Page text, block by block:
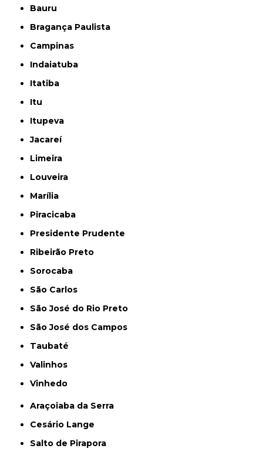
Bauru
Bragança Paulista
Campinas
Indaiatuba
Itatiba
Itu
Itupeva
Jacareí
Limeira
Louveira
Marília
Piracicaba
Presidente Prudente
Ribeirão Preto
Sorocaba
São Carlos
São José do Rio Preto
São José dos Campos
Taubaté
Valinhos
Vinhedo
Araçoiaba da Serra
Cesário Lange
Salto de Pirapora